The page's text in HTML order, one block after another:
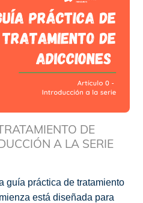
DE
A LA SERIE
guía práctica de tratamiento
está diseñada para